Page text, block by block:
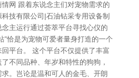
网 跟着东说念主们对宠物需求的
技有限公司|石油钻采专用设备制
主运行通过荟萃平台寻找心仪的
”恰是为宠物可爱者量身打造的一个
平台。 这个平台不仅提供了丰富
不同品种、年岁和特性的狗狗，
。岂论是温和可人的金毛、开朗